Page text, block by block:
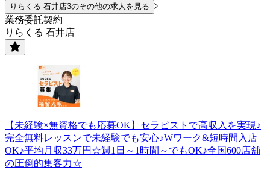
りらくる 石井店3のその他の求人を見る
業務委託契約
りらくる 石井店
【未経験×無資格でも応募OK】セラピストで高収入を実現♪
完全無料レッスンで未経験でも安心♪Wワーク&短時間入店
OK♪平均月収33万円☆週1日～1時間～でもOK♪全国600店舗
の圧倒的集客力☆